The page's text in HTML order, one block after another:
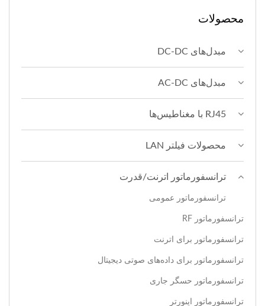
محصولات
مبدل‌های DC-DC
مبدل‌های AC-DC
RJ45 با مغناطیس‌ها
محصولات فیلتر LAN
ترانسفورماتور اترنت/قدرت
ترانسفورماتور عمومی
ترانسفورماتور RF
ترانسفورماتور برای اترنت
ترانسفورماتور برای داده‌های صوتی دیجیتال
ترانسفورماتور حسگر جاری
ترانسفورماتور اینورتر